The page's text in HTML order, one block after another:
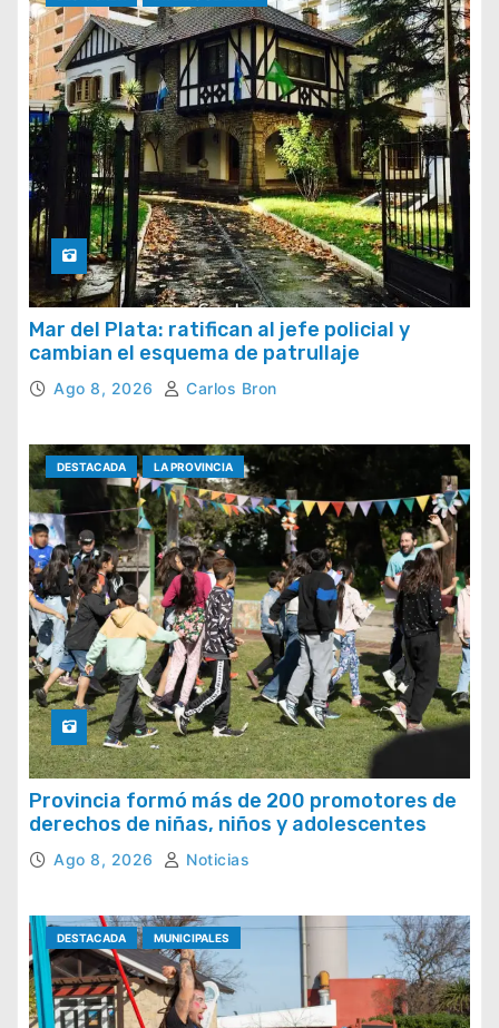
Mar del Plata: ratifican al jefe policial y
cambian el esquema de patrullaje
Ago 8, 2026 Carlos Bron
DESTACADA LA PROVINCIA
Provincia formó más de 200 promotores de
derechos de niñas, niños y adolescentes
Ago 8, 2026 Noticias
DESTACADA MUNICIPALES